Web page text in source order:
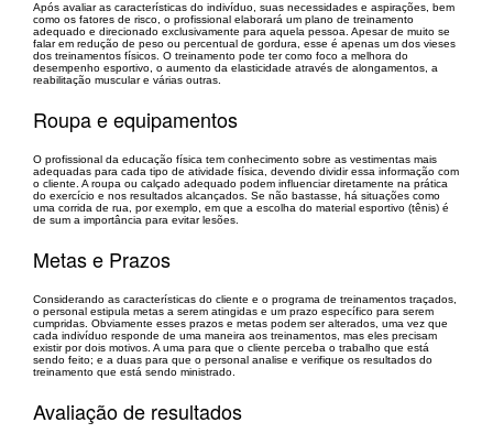
Após avaliar as características do indivíduo, suas necessidades e aspirações, bem
como os fatores de risco, o profissional elaborará um plano de treinamento
adequado e direcionado exclusivamente para aquela pessoa. Apesar de muito se
falar em redução de peso ou percentual de gordura, esse é apenas um dos vieses
dos treinamentos físicos. O treinamento pode ter como foco a melhora do
desempenho esportivo, o aumento da elasticidade através de alongamentos, a
reabilitação muscular e várias outras.
Roupa e equipamentos
O profissional da educação física tem conhecimento sobre as vestimentas mais
adequadas para cada tipo de atividade física, devendo dividir essa informação com
o cliente. A roupa ou calçado adequado podem influenciar diretamente na prática
do exercício e nos resultados alcançados. Se não bastasse, há situações como
uma corrida de rua, por exemplo, em que a escolha do material esportivo (tênis) é
de sum a importância para evitar lesões.
Metas e Prazos
Considerando as características do cliente e o programa de treinamentos traçados,
o personal estipula metas a serem atingidas e um prazo específico para serem
cumpridas. Obviamente esses prazos e metas podem ser alterados, uma vez que
cada indivíduo responde de uma maneira aos treinamentos, mas eles precisam
existir por dois motivos. A uma para que o cliente perceba o trabalho que está
sendo feito; e a duas para que o personal analise e verifique os resultados do
treinamento que está sendo ministrado.
Avaliação de resultados